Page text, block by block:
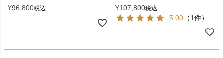
¥96,800税込
¥107,800税込
5.00 （1件）